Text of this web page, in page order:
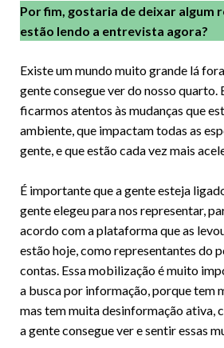
Por fim, gostaria de deixar algum
estão lendo a entrevista agora?
Existe um mundo muito grande lá
gente consegue ver do nosso quarto.
ficarmos atentos às mudanças que
ambiente, que impactam todas as
gente, e que estão cada vez mais
É importante que a gente esteja
gente elegeu para nos representar,
acordo com a plataforma que as
estão hoje, como representantes do
contas. Essa mobilização é muito
a busca por informação, porque tem
mas tem muita desinformação ativa,
a gente consegue ver e sentir essas